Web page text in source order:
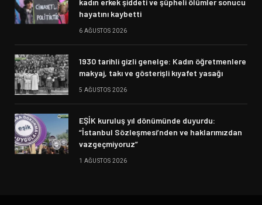
hayatını kaybetti
6 AĞUSTOS 2026
1930 tarihli gizli genelge: Kadın öğretmenlere
makyaj, takı ve gösterişli kıyafet yasağı
5 AĞUSTOS 2026
EŞİK kuruluş yıl dönümünde duyurdu:
“İstanbul Sözleşmesi’nden ve haklarımızdan
vazgeçmiyoruz”
1 AĞUSTOS 2026